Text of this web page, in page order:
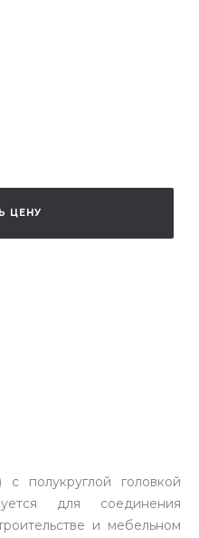
ЦЕНУ
полукруглой головкой
для соединения
и мебельном